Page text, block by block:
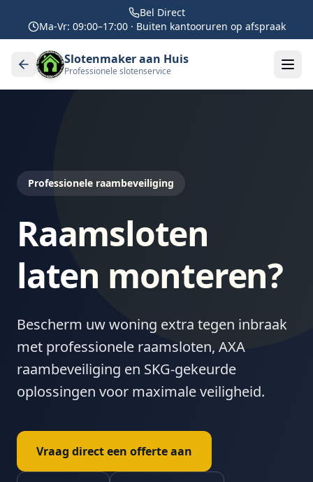
Bel Direct
Ma-Vr: 09:00–17:00 · Buiten kantooruren op afspraak
Slotenmaker aan Huis
Professionele slotenservice
Professionele raambeveiliging
Raamsloten
laten monteren?
Bescherm uw woning extra tegen inbraak
met professionele raamsloten, AXA
raambeveiliging en SKG-gekeurde
oplossingen voor maximale veiligheid.
Vraag direct een offerte aan